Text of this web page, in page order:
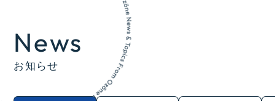
News
お知らせ